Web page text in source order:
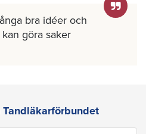
bra idéer och
göra saker
Tandläkarförbundet